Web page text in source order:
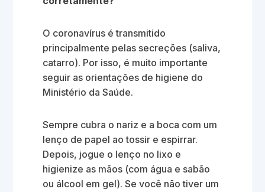
O coronavírus é transmitido
principalmente pelas secreções (saliva,
catarro). Por isso, é muito importante
seguir as orientações de higiene do
Ministério da Saúde.
Sempre cubra o nariz e a boca com um
lenço de papel ao tossir e espirrar.
Depois, jogue o lenço no lixo e
higienize as mãos (com água e sabão
ou álcool em gel). Se você não tiver um